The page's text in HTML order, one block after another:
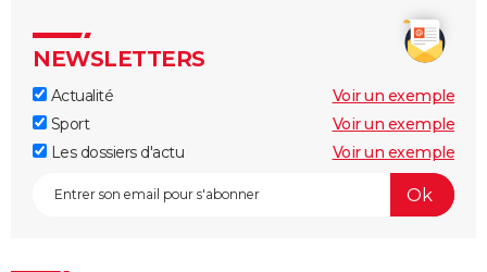
NEWSLETTERS
Actualité
Voir un exemple
Sport
Voir un exemple
Les dossiers d'actu
Voir un exemple